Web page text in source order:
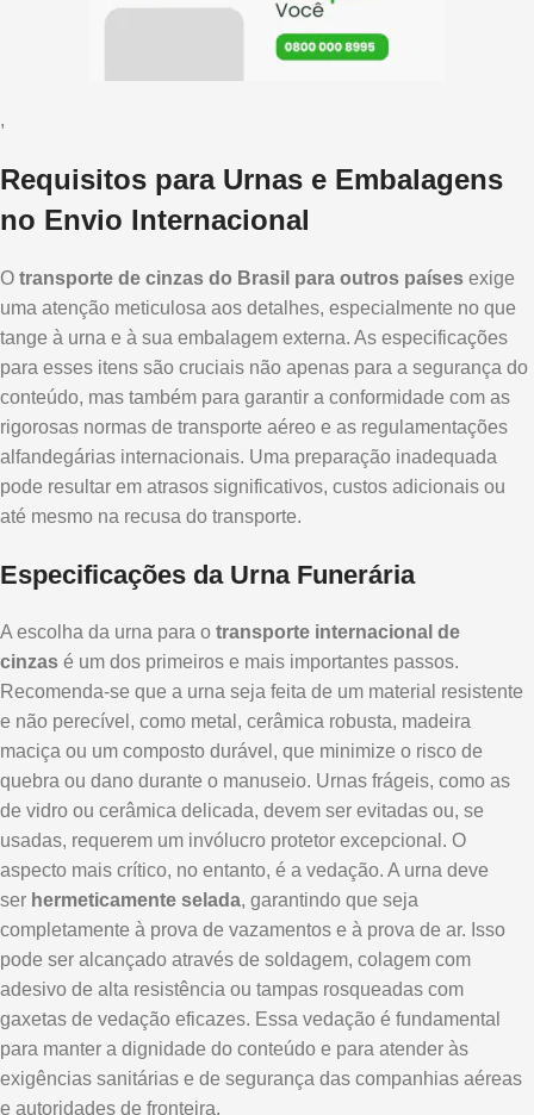
,
Requisitos para Urnas e Embalagens
no Envio Internacional
O transporte de cinzas do Brasil para outros países exige
uma atenção meticulosa aos detalhes, especialmente no que
tange à urna e à sua embalagem externa. As especificações
para esses itens são cruciais não apenas para a segurança do
conteúdo, mas também para garantir a conformidade com as
rigorosas normas de transporte aéreo e as regulamentações
alfandegárias internacionais. Uma preparação inadequada
pode resultar em atrasos significativos, custos adicionais ou
até mesmo na recusa do transporte.
Especificações da Urna Funerária
A escolha da urna para o transporte internacional de
cinzas é um dos primeiros e mais importantes passos.
Recomenda-se que a urna seja feita de um material resistente
e não perecível, como metal, cerâmica robusta, madeira
maciça ou um composto durável, que minimize o risco de
quebra ou dano durante o manuseio. Urnas frágeis, como as
de vidro ou cerâmica delicada, devem ser evitadas ou, se
usadas, requerem um invólucro protetor excepcional. O
aspecto mais crítico, no entanto, é a vedação. A urna deve
ser hermeticamente selada, garantindo que seja
completamente à prova de vazamentos e à prova de ar. Isso
pode ser alcançado através de soldagem, colagem com
adesivo de alta resistência ou tampas rosqueadas com
gaxetas de vedação eficazes. Essa vedação é fundamental
para manter a dignidade do conteúdo e para atender às
exigências sanitárias e de segurança das companhias aéreas
e autoridades de fronteira.